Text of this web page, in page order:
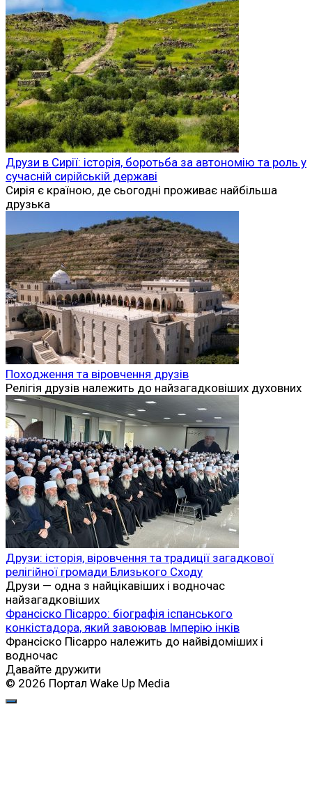
Друзи в Сирії: історія, боротьба за автономію та роль у
сучасній сирійській державі
Сирія є країною, де сьогодні проживає найбільша
друзька
Походження та віровчення друзів
Релігія друзів належить до найзагадковіших духовних
Друзи: історія, віровчення та традиції загадкової
релігійної громади Близького Сходу
Друзи — одна з найцікавіших і водночас
найзагадковіших
Франсіско Пісарро: біографія іспанського
конкістадора, який завоював Імперію інків
Франсіско Пісарро належить до найвідоміших і
водночас
Давайте дружити
© 2026 Портал Wake Up Media